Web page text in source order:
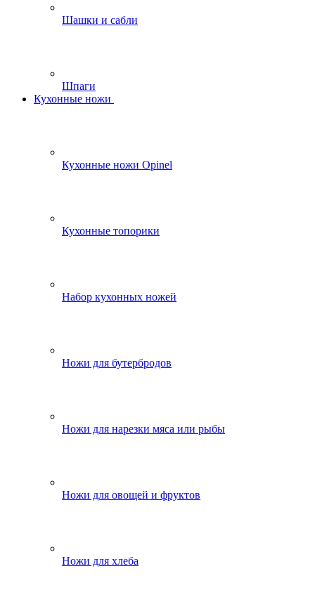
Шашки и сабли
Шпаги
Кухонные ножи
Кухонные ножи Opinel
Кухонные топорики
Набор кухонных ножей
Ножи для бутербродов
Ножи для нарезки мяса или рыбы
Ножи для овощей и фруктов
Ножи для хлеба